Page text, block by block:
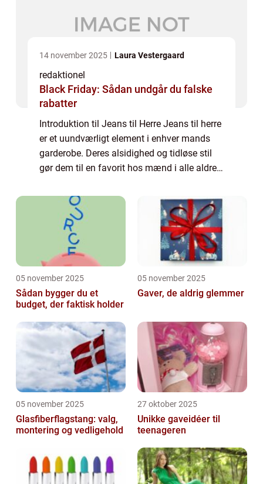
14 november 2025 Laura Vestergaard
redaktionel
Black Friday: Sådan undgår du falske
rabatter
Introduktion til Jeans til Herre Jeans til herre
er et uundværligt element i enhver mands
garderobe. Deres alsidighed og tidløse stil
gør dem til en favorit hos mænd i alle aldre.
casual look eller en mode...
05 november 2025
Sådan bygger du et
budget, der faktisk holder
05 november 2025
Gaver, de aldrig glemmer
05 november 2025
Glasfiberflagstang: valg,
montering og vedligehold
27 oktober 2025
Unikke gaveidéer til
teenageren